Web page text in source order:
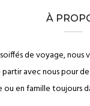
À
de voyage, nous
avec nous pour
ou en famille toujours